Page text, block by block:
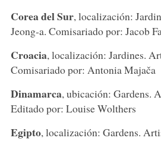
Corea del Sur, localización:
Jeong-a. Comisariado por: Jacob
Croacia, localización: Jardines.
Comisariado por: Antonia Majača
Dinamarca, ubicación: Gardens.
Editado por: Louise Wolthers
Egipto, localización: Gardens.